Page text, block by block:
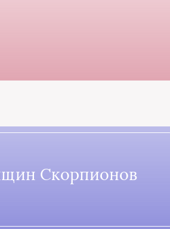
Скорпионов